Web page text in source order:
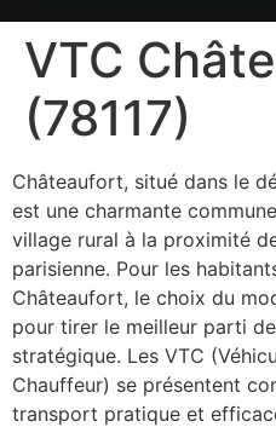
VTC
(78117)
Châteaufort, situé dans le
est une charmante
village rural à la proximité
parisienne. Pour les
Châteaufort, le choix du
pour tirer le meilleur parti
stratégique. Les VTC
Chauffeur) se présentent
transport pratique et